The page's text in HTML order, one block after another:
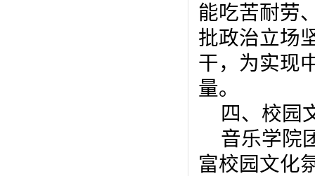
能吃苦耐劳
批政治立场
干，为实现
量。
四、校园
音乐学院
富校园文化